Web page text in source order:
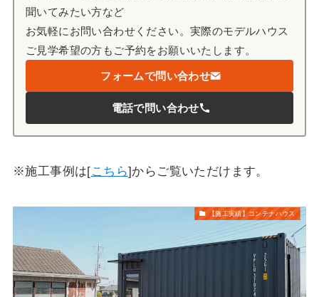
聞いてみたい方など
お気軽にお問い合わせください。実際のモデルハウス
ご見学希望の方もご予約をお願いいたします。
フォームで問い合わせ
電話で問い合わせ
※施工事例は[こちら]からご覧いただけます。
【施工実績】コンテナハウス